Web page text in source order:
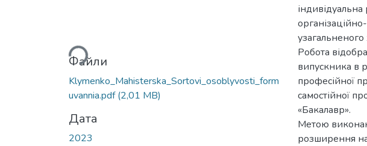
Вантажиться...
Файли
Klymenko_Mahisterska_Sortovi_osoblyvosti_form
uvannia.pdf(2,01 MB)
Дата
2023
Робота
випускника в
професійної
самостійної
«Бакалавр».
Метою
розширення